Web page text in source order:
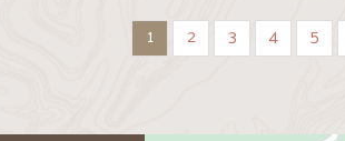
1 2 3 4 5